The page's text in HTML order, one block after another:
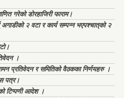
गरेको डोरहाजिरी फाराम।
अगाडीको २ वटा र कार्य सम्पन्न भएपश्चात्‌को २
।
प्रतिवेदन र समितिको वैठकका निर्णयहरु ।
पत्र।
टिप्पणी आदेश ।